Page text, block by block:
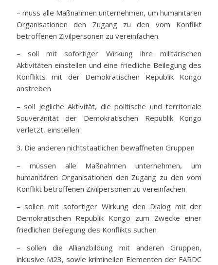
– muss alle Maßnahmen unternehmen, um humanitären
Organisationen den Zugang zu den vom Konflikt
betroffenen Zivilpersonen zu vereinfachen.
– soll mit sofortiger Wirkung ihre militärischen
Aktivitäten einstellen und eine friedliche Beilegung des
Konflikts mit der Demokratischen Republik Kongo
anstreben
– soll jegliche Aktivität, die politische und territoriale
Souveränität der Demokratischen Republik Kongo
verletzt, einstellen.
3. Die anderen nichtstaatlichen bewaffneten Gruppen
– müssen alle Maßnahmen unternehmen, um
humanitären Organisationen den Zugang zu den vom
Konflikt betroffenen Zivilpersonen zu vereinfachen.
– sollen mit sofortiger Wirkung den Dialog mit der
Demokratischen Republik Kongo zum Zwecke einer
friedlichen Beilegung des Konflikts suchen
– sollen die Allianzbildung mit anderen Gruppen,
inklusive M23, sowie kriminellen Elementen der FARDC